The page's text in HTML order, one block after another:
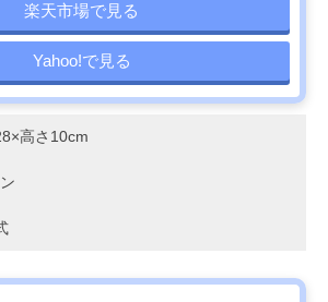
楽天市場で見る
Yahoo!で見る
高さ10cm